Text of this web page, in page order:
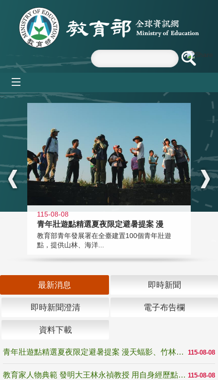
跳到主要內容區塊
:::
115-08-08
青年壯遊點精選夏夜限定避暑提案 漫
教育部青年發展署在全臺建置100個青年壯遊
點，提供山林、海洋...
最新消息 即時新聞
即時新聞澄清 電子布告欄
資料下載
115-08-08
青年壯遊點精選夏夜限定避暑提案 漫天蝠影、竹林尋蛙、茶香夜觀 邀青年暮色出發
115-08-08
教育家人物典範 發明大王林永禎教授 用自身經歷點亮學生的路